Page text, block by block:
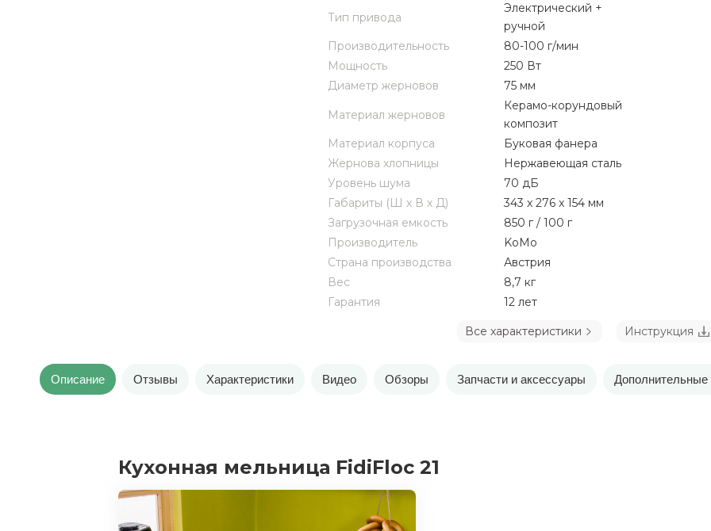
Тип привода
Электрический +
ручной
Производительность
80-100 г/мин
Мощность
250 Вт
Диаметр жерновов
75 мм
Материал жерновов
Керамо-корундовый
композит
Материал корпуса
Буковая фанера
Жернова хлопницы
Нержавеющая сталь
Уровень шума
70 дБ
Габариты (Ш х В х Д)
343 x 276 x 154 мм
Загрузочная емкость
850 г / 100 г
Производитель
KoMo
Страна производства
Австрия
Вес
8,7 кг
Гарантия
12 лет
Все характеристики Инструкция
Описание Отзывы Характеристики Видео Обзоры Запчасти и аксессуары Дополнительные
Кухонная мельница FidiFloc 21